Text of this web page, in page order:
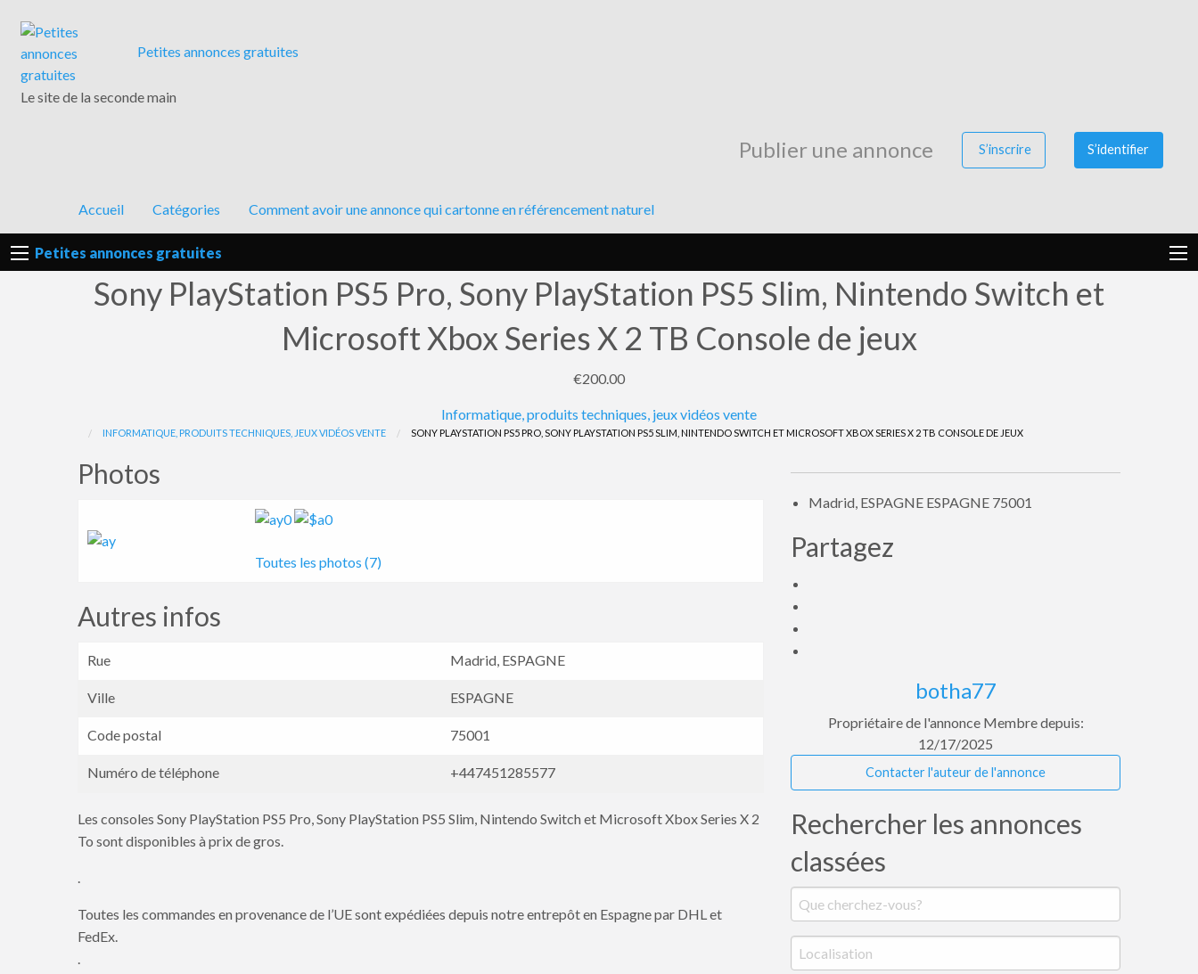
en
Petites annonces gratuites
Le site de la seconde main
Publier une annonce S’inscrire S’identifier
Accueil Catégories Comment avoir une annonce qui cartonne en référencement naturel
Petites annonces gratuites
Sony PlayStation PS5 Pro, Sony PlayStation PS5 Slim, Nintendo Switch et
Microsoft Xbox Series X 2 TB Console de jeux
€200.00
Informatique, produits techniques, jeux vidéos vente
Signaler
INFORMATIQUE, PRODUITS TECHNIQUES, JEUX VIDÉOS VENTE SONY PLAYSTATION PS5 PRO, SONY PLAYSTATION PS5 SLIM, NINTENDO SWITCH ET MICROSOFT XBOX SERIES X 2 TB CONSOLE DE JEUX
Photos
Toutes les photos (7)
Autres infos
Rue Madrid, ESPAGNE
Ville ESPAGNE
Code postal 75001
Numéro de téléphone +447451285577
Les consoles Sony PlayStation PS5 Pro, Sony PlayStation PS5 Slim, Nintendo Switch et Microsoft Xbox Series X 2
To sont disponibles à prix de gros.
.
Toutes les commandes en provenance de l’UE sont expédiées depuis notre entrepôt en Espagne par DHL et
FedEx.
.
Madrid, ESPAGNE ESPAGNE 75001
Partagez
botha77
Propriétaire de l'annonce Membre depuis:
12/17/2025
Contacter l'auteur de l'annonce
Rechercher les annonces
classées